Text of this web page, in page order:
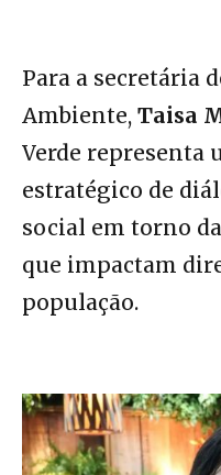
Para a secretária
Ambiente, Taisa
Verde representa
estratégico de
social em torno
que impactam
população.